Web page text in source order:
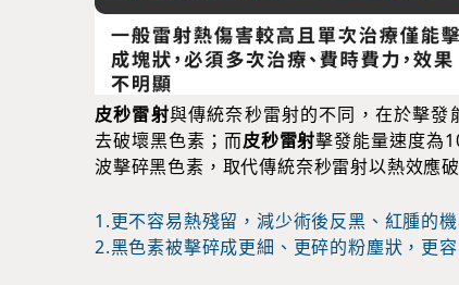
皮秒雷射與傳統奈秒雷射的不同，在於擊
去破壞黑色素；而皮秒雷射擊發能量速度為
波擊碎黑色素，取代傳統奈秒雷射以熱效應
1.更不容易熱殘留，減少術後反黑、紅腫的
2.黑色素被擊碎成更細、更碎的粉塵狀，更